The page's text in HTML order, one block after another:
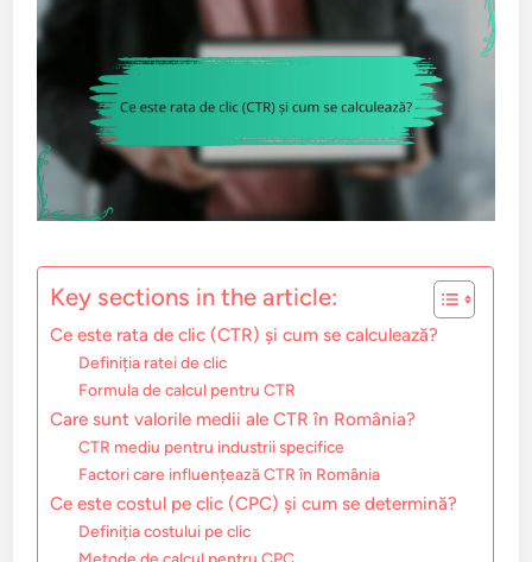
Key sections in the article:
Ce este rata de clic (CTR) și cum se calculează?
Definiția ratei de clic
Formula de calcul pentru CTR
Care sunt valorile medii ale CTR în România?
CTR mediu pentru industrii specifice
Factori care influențează CTR în România
Ce este costul pe clic (CPC) și cum se determină?
Definiția costului pe clic